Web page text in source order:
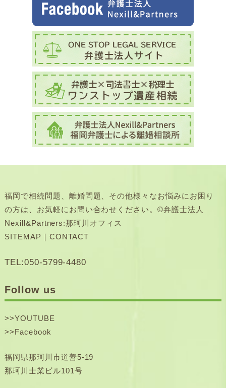
福岡で相続問題、離婚問題、その他様々なお悩みにお困り
の方は、お気軽にお問い合わせください。©弁護士法人
Nexill&Partners:那珂川オフィス
SITEMAP ｜ CONTACT
TEL:050-5799-4480
Follow us
>>YOUTUBE
>>Facebook
福岡県那珂川市道善5-19
那珂川士業ビル101号